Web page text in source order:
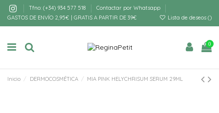
Tfno: (+34) 934 577 518
Contactar por Whatsapp
GASTOS DE ENVÍO 2,95€ | GRATIS A PARTIR DE 39€
Lista de deseos ()
0
Inicio DERMOCOSMÉTICA MIA PINK HELYCHRISUM SERUM 29ML